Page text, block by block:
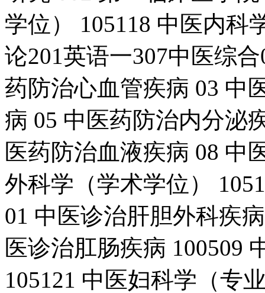
学位） 105118 中医内科
论201英语一307中医综
药防治心血管疾病 03 中
病 05 中医药防治内分泌
医药防治血液疾病 08 中
外科学（学术学位）
01 中医诊治肝胆外科疾
医诊治肛肠疾病 100509
105121 中医妇科学（专